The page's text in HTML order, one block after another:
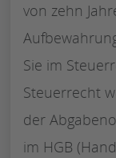
von zehn
Sie im
Steuerrecht
der
im HGB